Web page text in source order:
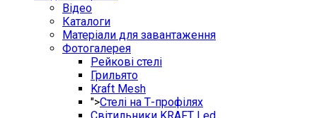
Відео
Каталоги
Матеріали для завантаження
Фотогалерея
Рейкові стелі
Грильято
Kraft Mesh
">Стелі на Т-профілях